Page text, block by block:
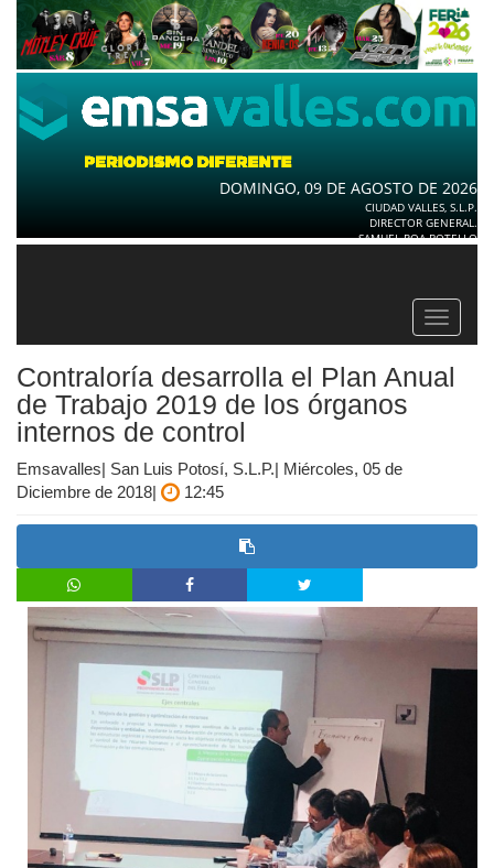
DOMINGO, 09 DE AGOSTO DE 2026
CIUDAD VALLES, S.L.P.
DIRECTOR GENERAL.
SAMUEL ROA BOTELLO
Toggle
Contraloría desarrolla el Plan Anual
de Trabajo 2019 de los órganos
internos de control
Emsavalles| San Luis Potosí, S.L.P.| Miércoles, 05 de
Diciembre de 2018|
12:45